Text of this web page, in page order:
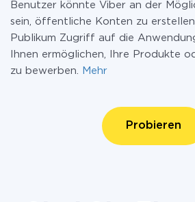
Benutzer könnte Viber an der
sein, öffentliche Konten zu
Publikum Zugriff auf die
Ihnen ermöglichen, Ihre Produkte
zu bewerben.
Mehr
Probieren